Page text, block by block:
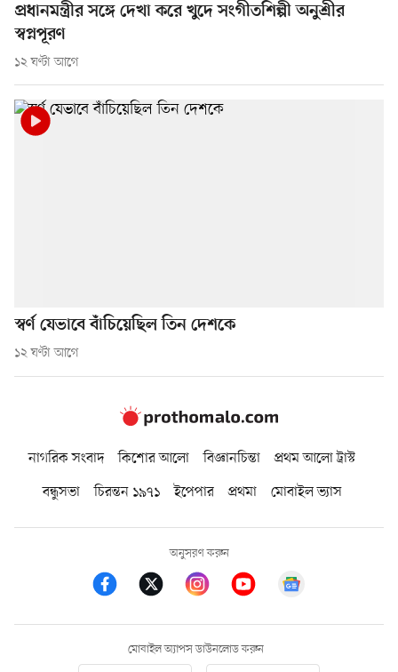
প্রধানমন্ত্রীর সঙ্গে দেখা করে খুদে সংগীতশিল্পী অনুশ্রীর
স্বপ্নপূরণ
১২ ঘণ্টা আগে
স্বর্ণ যেভাবে বাঁচিয়েছিল তিন দেশকে
১২ ঘণ্টা আগে
নাগরিক সংবাদ কিশোর আলো বিজ্ঞানচিন্তা
প্রথম আলো ট্রাস্ট
বন্ধুসভা
চিরন্তন ১৯৭১ ইপেপার প্রথমা মোবাইল ভ্যাস
অনুসরণ করুন
মোবাইল অ্যাপস ডাউনলোড করুন